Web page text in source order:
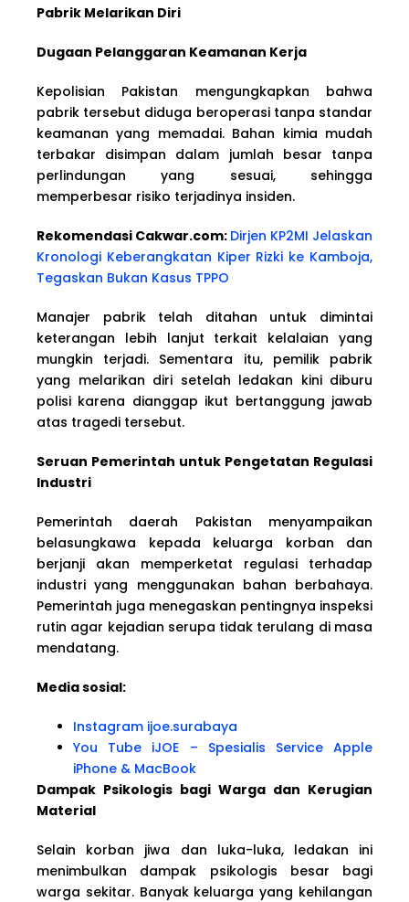
Pabrik Melarikan Diri
Dugaan Pelanggaran Keamanan Kerja
Kepolisian Pakistan mengungkapkan bahwa
pabrik tersebut diduga beroperasi tanpa standar
keamanan yang memadai. Bahan kimia mudah
terbakar disimpan dalam jumlah besar tanpa
perlindungan yang sesuai, sehingga
memperbesar risiko terjadinya insiden.
Rekomendasi Cakwar.com: Dirjen KP2MI Jelaskan
Kronologi Keberangkatan Kiper Rizki ke Kamboja,
Tegaskan Bukan Kasus TPPO
Manajer pabrik telah ditahan untuk dimintai
keterangan lebih lanjut terkait kelalaian yang
mungkin terjadi. Sementara itu, pemilik pabrik
yang melarikan diri setelah ledakan kini diburu
polisi karena dianggap ikut bertanggung jawab
atas tragedi tersebut.
Seruan Pemerintah untuk Pengetatan Regulasi
Industri
Pemerintah daerah Pakistan menyampaikan
belasungkawa kepada keluarga korban dan
berjanji akan memperketat regulasi terhadap
industri yang menggunakan bahan berbahaya.
Pemerintah juga menegaskan pentingnya inspeksi
rutin agar kejadian serupa tidak terulang di masa
mendatang.
Media sosial:
Instagram ijoe.surabaya
You Tube iJOE – Spesialis Service Apple
iPhone & MacBook
Dampak Psikologis bagi Warga dan Kerugian
Material
Selain korban jiwa dan luka-luka, ledakan ini
menimbulkan dampak psikologis besar bagi
warga sekitar. Banyak keluarga yang kehilangan